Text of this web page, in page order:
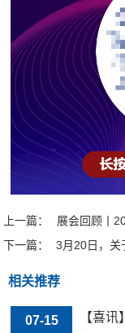
上一篇：
展会回顾丨
下一篇：
3月20日，关
相关推荐
07-15 【喜